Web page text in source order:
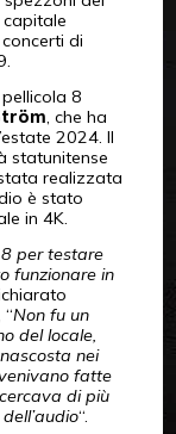
di
8
, che ha
2024. Il
statunitense
realizzata
è stato
in 4K.
per testare
funzionare in
Non fu un
del locale,
nei
fatte
di più
“.